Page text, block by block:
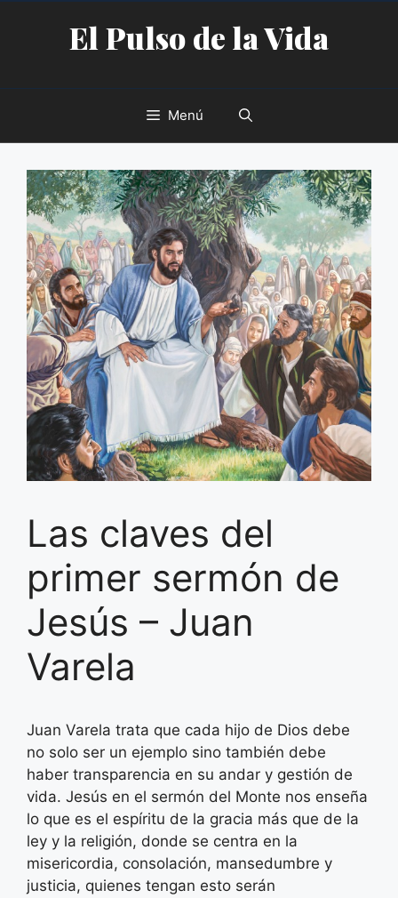
contenidoEl Pulso de la Vida
Menú
Las claves del
primer sermón de
Jesús – Juan
Varela
Juan Varela trata que cada hijo de Dios debe
no solo ser un ejemplo sino también debe
haber transparencia en su andar y gestión de
vida. Jesús en el sermón del Monte nos enseña
lo que es el espíritu de la gracia más que de la
ley y la religión, donde se centra en la
misericordia, consolación, mansedumbre y
justicia, quienes tengan esto serán